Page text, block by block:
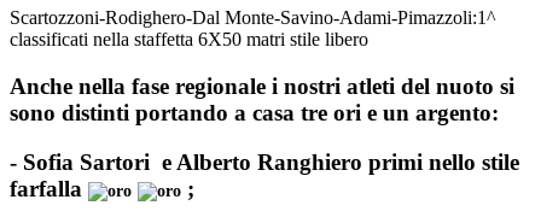
Scartozzoni-Rodighero-Dal Monte-Savino-Adami-Pimazzoli:1^
classificati nella staffetta 6X50 matri stile libero
Anche nella fase regionale i nostri atleti del nuoto si
sono distinti portando a casa tre ori e un argento:
- Sofia Sartori e Alberto Ranghiero primi nello stile
farfalla
;